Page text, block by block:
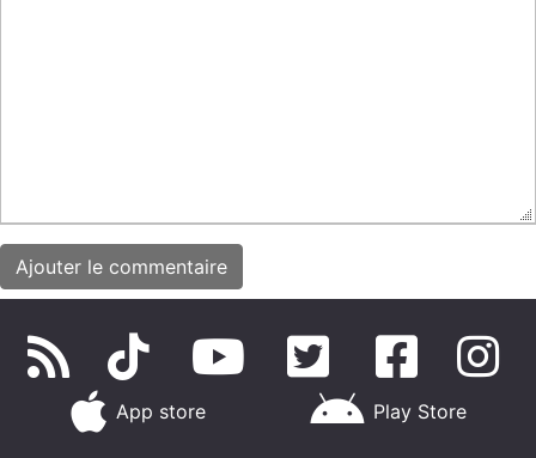
App store Play Store